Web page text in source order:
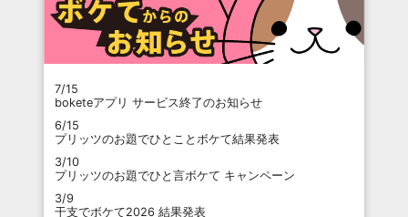
7/15
boketeアプリ サービス終了のお知らせ
6/15
プリッツのお題でひとことボケて結果発表
3/10
プリッツのお題でひと言ボケて キャンペーン
3/9
干支でボケて2026 結果発表